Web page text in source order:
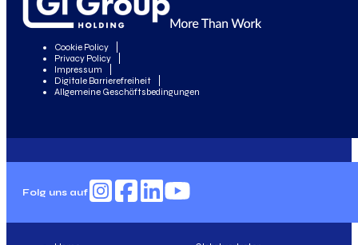
Cookie Policy
Privacy Policy
Impressum
Digitale Barrierefreiheit
Allgemeine Geschäftsbedingungen
Folg uns auf